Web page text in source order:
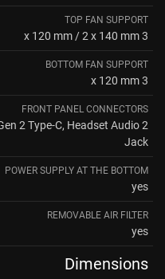
TOP FAN SUPPORT
3 x 120 mm / 2 x 140 mm
BOTTOM FAN SUPPORT
3 x 120 mm
FRONT PANEL CONNECTORS
2 Type-C, Headset Audio
Jack
POWER SUPPLY AT THE BOTTOM
yes
REMOVABLE AIR FILTER
yes
Dimensions